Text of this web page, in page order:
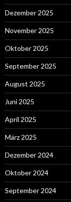
Dezember 2025
November 2025
Oktober 2025
September 2025
August 2025
Juni 2025
April 2025
März 2025
Dezember 2024
Oktober 2024
September 2024